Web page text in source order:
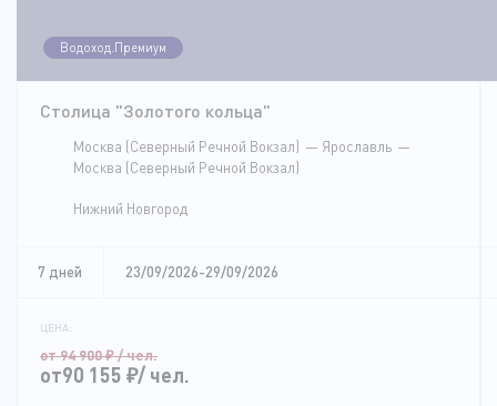
Водоход.Премиум
Столица "Золотого кольца"
Москва (Северный Речной Вокзал)
Ярославль
Москва (Северный Речной Вокзал)
Нижний Новгород
7 дней 23/09/2026-29/09/2026
ЦЕНА:
от 94 900₽/ чел.
от90 155 ₽/ чел.